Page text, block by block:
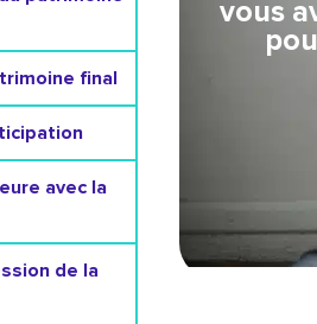
final
avec la
de la
vous